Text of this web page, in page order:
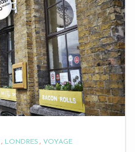
LONDRES VOYAGE